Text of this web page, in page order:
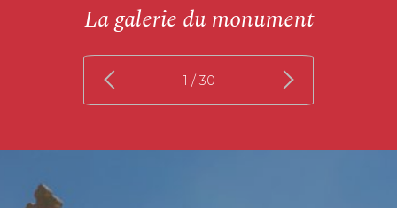
La galerie du monument
1 / 30